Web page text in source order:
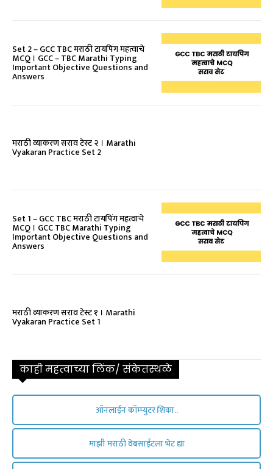
Set 2 – GCC TBC मराठी टायपिंग महत्वाचे
MCQ । GCC – TBC Marathi Typing
Important Objective Questions and
Answers
मराठी व्याकरण सराव टेस्ट २ । Marathi
Vyakaran Practice Set 2
Set 1 – GCC TBC मराठी टायपिंग महत्वाचे
MCQ । GCC TBC Marathi Typing
Important Objective Questions and
Answers
मराठी व्याकरण सराव टेस्ट १ । Marathi
Vyakaran Practice Set 1
काही महत्वाच्या लिंक/ संकेतस्थळे
ऑनलाईन कॉम्प्युटर शिका..
माझी मराठी वेबसाईटला भेट द्या